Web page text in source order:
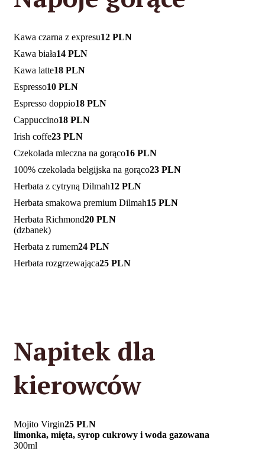
Kawa czarna z expresu12 PLN
Kawa biała14 PLN
Kawa latte18 PLN
Espresso10 PLN
Espresso doppio18 PLN
Cappuccino18 PLN
Irish coffe23 PLN
Czekolada mleczna na gorąco16 PLN
100% czekolada belgijska na gorąco23 PLN
Herbata z cytryną Dilmah12 PLN
Herbata smakowa premium Dilmah15 PLN
Herbata Richmond20 PLN
(dzbanek)
Herbata z rumem24 PLN
Herbata rozgrzewająca25 PLN
Napitek dla
kierowców
Mojito Virgin25 PLN
limonka, mięta, syrop cukrowy i woda gazowana
300ml